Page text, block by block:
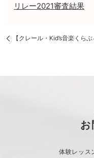
リレー2021審査結果
【クレール・Kid’s音楽くら
お
体験レッス